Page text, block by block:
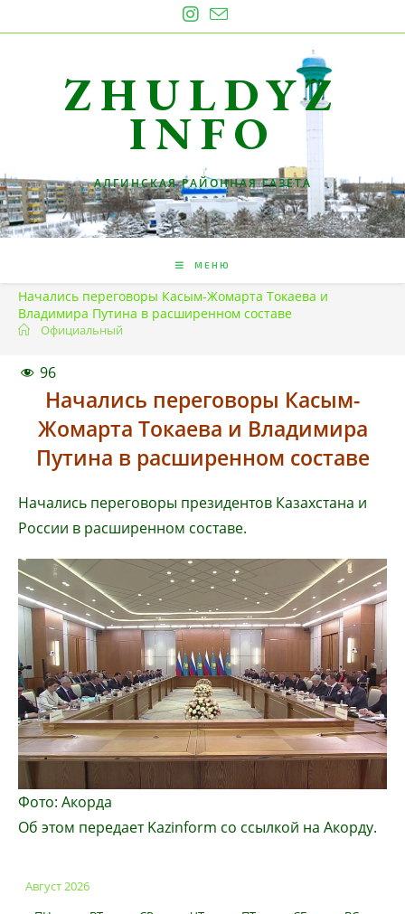
к
ZHULDYZ
INFO
АЛГИНСКАЯ РАЙОННАЯ ГАЗЕТА
МЕНЮ
Начались переговоры Касым-Жомарта Токаева и
Владимира Путина в расширенном составе
Официальный
96
Начались переговоры Касым-
Жомарта Токаева и Владимира
Путина в расширенном составе
Начались переговоры президентов Казахстана и
России в расширенном составе.
Фото: Акорда
Об этом передает Kazinform со ссылкой на Акорду.
Август 2026